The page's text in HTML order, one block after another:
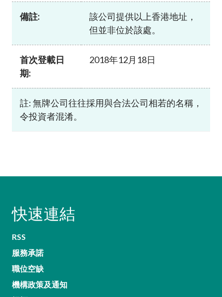
備註:
該公司提供以上香港地址，
但並非位於該處。
首次登載日
期:
2018年12月18日
註: 無牌公司往往採用與合法公司相若的名稱，
令投資者混淆。
快速連結
RSS
服務承諾
職位空缺
機構政策及通知